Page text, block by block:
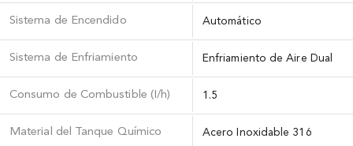
Sistema de Encendido Automático
Sistema de Enfriamiento Enfriamiento de Aire Dual
Consumo de Combustible (I/h) 1.5
Material del Tanque Quí­mico Acero Inoxidable 316